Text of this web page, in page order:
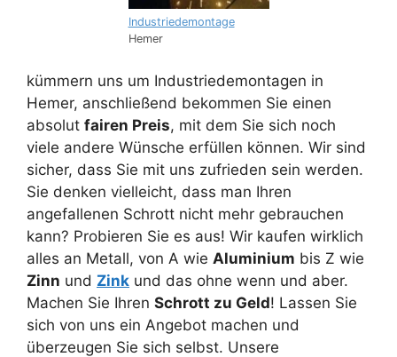
Industriedemontage
Hemer
kümmern uns um Industriedemontagen in
Hemer, anschließend bekommen Sie einen
absolut fairen Preis, mit dem Sie sich noch
viele andere Wünsche erfüllen können. Wir sind
sicher, dass Sie mit uns zufrieden sein werden.
Sie denken vielleicht, dass man Ihren
angefallenen Schrott nicht mehr gebrauchen
kann? Probieren Sie es aus! Wir kaufen wirklich
alles an Metall, von A wie Aluminium bis Z wie
Zinn und Zink und das ohne wenn und aber.
Machen Sie Ihren Schrott zu Geld! Lassen Sie
sich von uns ein Angebot machen und
überzeugen Sie sich selbst. Unsere